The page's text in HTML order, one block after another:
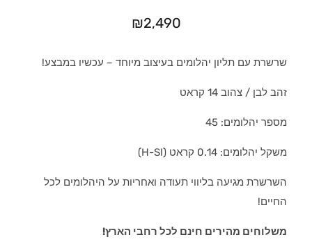
₪2,490
שרשרת עם תליון יהלומים בעיצוב מיוחד – עכשיו במבצע!
זהב לבן / צהוב 14 קראט
מספר יהלומים: 45
משקל יהלומים: 0.14 קראט (H-SI)
השרשרת מגיעה בליווי תעודה ואחריות על היהלומים לכל
החיים!
משלוחים מהירים חינם לכל רחבי הארץ!